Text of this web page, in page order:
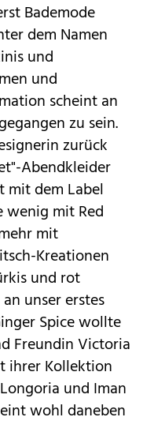
Bademode
dem Namen
und
und
scheint an
zu sein.
zurück
Abendkleider
mit dem Label
wenig mit Red
mit
Kreationen
und rot
unser erstes
Spice wollte
Freundin Victoria
ihrer Kollektion
und Iman
wohl daneben